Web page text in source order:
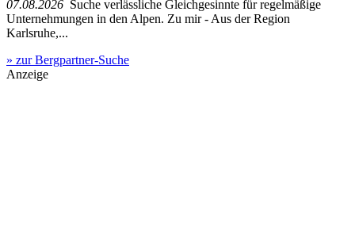
07.08.2026 Suche verlässliche Gleichgesinnte für regelmäßige
Unternehmungen in den Alpen. Zu mir - Aus der Region
Karlsruhe,...
» zur Bergpartner-Suche
Anzeige